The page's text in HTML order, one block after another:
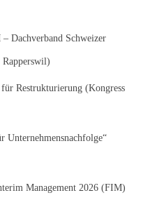
Dachverband Schweizer
Restrukturierung (Kongress
Unternehmensnachfolge“
Management 2026 (FIM)